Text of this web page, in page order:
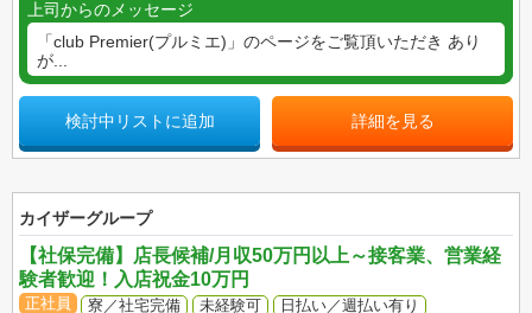
上司からのメッセージ
「club Premier(プルミエ)」のページをご覧頂いただき あり
が...
検討中リストに追加 詳細を見る
カイザーグループ
【社保完備】店長候補/月収50万円以上～接客業、営業経
験者歓迎！入店祝金10万円
正社員 寮／社宅完備 未経験可 日払い／週払い有り